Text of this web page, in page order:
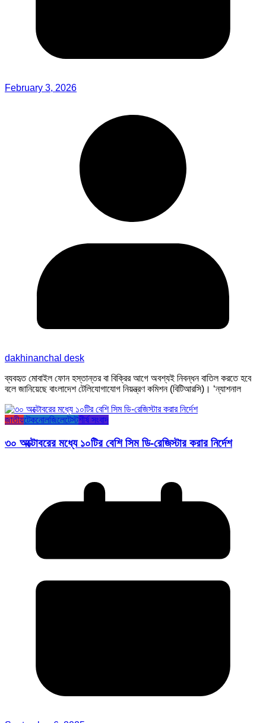
February 3, 2026
dakhinanchal desk
ব্যবহৃত মোবাইল ফোন হস্তান্তর বা বিক্রির আগে অবশ্যই নিবন্ধন বাতিল করতে হবে
বলে জানিয়েছে বাংলাদেশ টেলিযোগাযোগ নিয়ন্ত্রণ কমিশন (বিটিআরসি)। ‘ন্যাশনাল
জাতীয়টেকনোলজিলেটেস্টশীর্ষ সংবাদ
৩০ অক্টোবরের মধ্যে ১০টির বেশি সিম ডি-রেজিস্টার করার নির্দেশ